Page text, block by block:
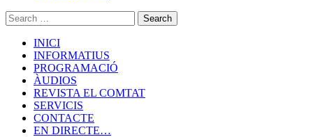
INICI
INFORMATIUS
PROGRAMACIÓ
ÀUDIOS
REVISTA EL COMTAT
SERVICIS
CONTACTE
EN DIRECTE…